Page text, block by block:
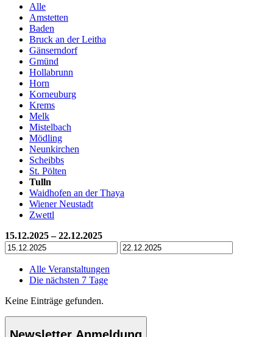
Alle
Amstetten
Baden
Bruck an der Leitha
Gänserndorf
Gmünd
Hollabrunn
Horn
Korneuburg
Krems
Melk
Mistelbach
Mödling
Neunkirchen
Scheibbs
St. Pölten
Tulln
Waidhofen an der Thaya
Wiener Neustadt
Zwettl
15.12.2025 – 22.12.2025
Alle Veranstaltungen
Die nächsten 7 Tage
Keine Einträge gefunden.